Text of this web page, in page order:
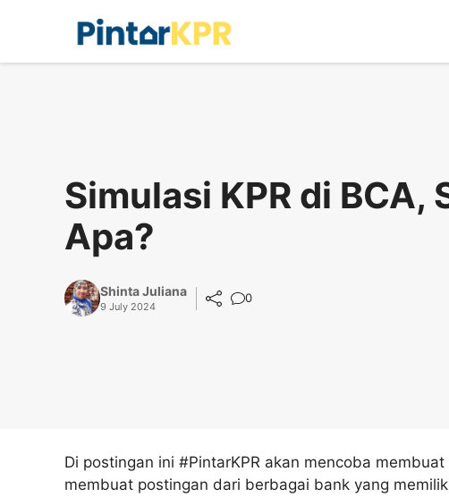
Simulasi KPR di BCA,
Apa?
Shinta Juliana
9 July 2024
0
Di postingan ini #PintarKPR akan mencoba membuat
membuat postingan dari berbagai bank yang